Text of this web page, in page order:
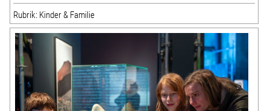
Rubrik: Kinder & Familie